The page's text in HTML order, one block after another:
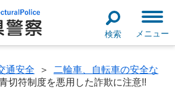
検索 メニュー
通安全 ＞
二輪車、自転車の安全な
切符制度を悪用した詐欺に注意!!